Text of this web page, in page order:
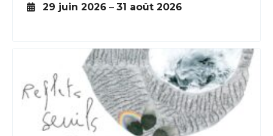
29 juin 2026 – 31 août 2026